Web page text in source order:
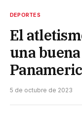
DEPORTES
El
una
5 de octubre de 2023